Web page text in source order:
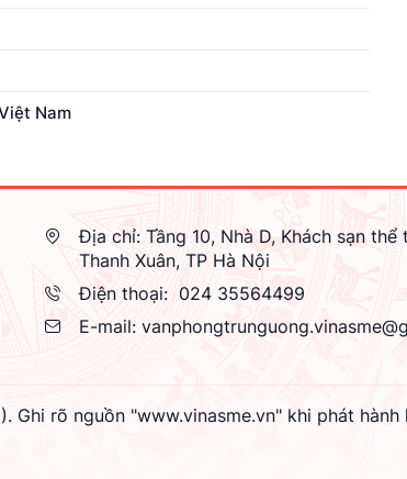
Nam
Địa chỉ: Tầng 10, Nhà D, Khách sạn
Thanh Xuân, TP Hà Nội
Điện thoại: 024 35564499
E-mail:
Ghi rõ nguồn "www.vinasme.vn" khi phát